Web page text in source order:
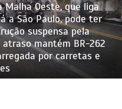
Malha Oeste, que liga
a São Paulo, pode ter
suspensa pela
atraso mantém BR-262
por carretas e